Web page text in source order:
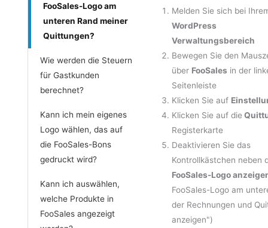
FooSales-Logo am
unteren Rand meiner
Quittungen?
Wie werden die Steuern
für Gastkunden
berechnet?
Kann ich mein eigenes
Logo wählen, das auf
die FooSales-Bons
gedruckt wird?
Kann ich auswählen,
welche Produkte in
FooSales angezeigt
Melden Sie sich bei
WordPress
Verwaltungsbereich
Bewegen Sie den
über FooSales in der
Seitenleiste
Klicken Sie auf
Klicken Sie auf die
Registerkarte
Deaktivieren Sie das
Kontrollkästchen neben
FooSales-Logo
FooSales-Logo am
der Rechnungen und
anzeigen")